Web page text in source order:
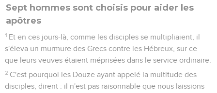
Sept hommes sont choisis pour aider les
apôtres
1 Et en ces jours-là, comme les disciples se multipliaient, il
s'éleva un murmure des Grecs contre les Hébreux, sur ce
que leurs veuves étaient méprisées dans le service ordinaire.
2 C'est pourquoi les Douze ayant appelé la multitude des
disciples, dirent : il n'est pas raisonnable que nous laissions